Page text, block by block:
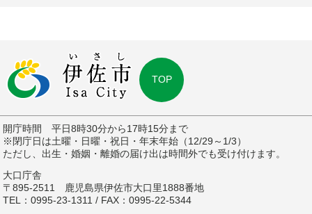
TOP
開庁時間 平日8時30分から17時15分まで
※閉庁日は土曜・日曜・祝日・年末年始（12/29～1/3）
ただし、出生・婚姻・離婚の届け出は時間外でも受け付けます。
大口庁舎
〒895-2511 鹿児島県伊佐市大口里1888番地
TEL：0995-23-1311 / FAX：0995-22-5344